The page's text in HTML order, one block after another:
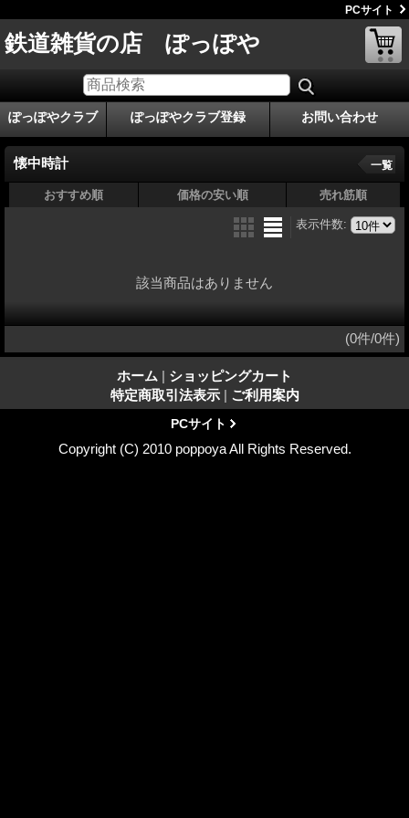
PCサイト
鉄道雑貨の店 ぽっぽや
ぽっぽやクラブ ぽっぽやクラブ登録 お問い合わせ
懐中時計 一覧
おすすめ順 価格の安い順 売れ筋順
表示件数:
該当商品はありません
(0件/0件)
ホーム | ショッピングカート
特定商取引法表示 | ご利用案内
PCサイト
Copyright (C) 2010 poppoya All Rights Reserved.